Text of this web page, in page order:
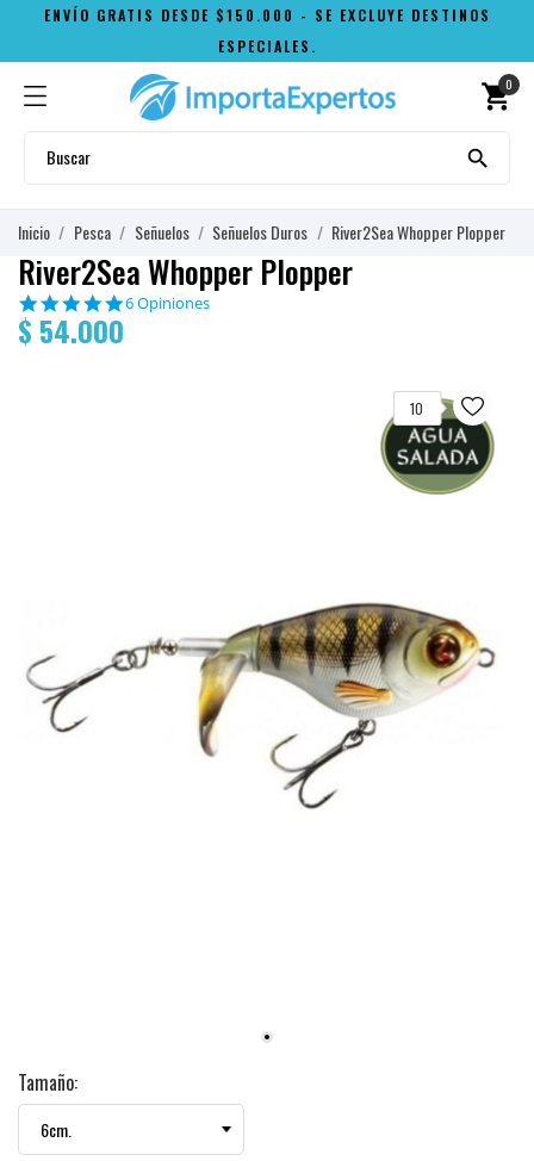
ENVÍO GRATIS DESDE $150.000 - SE EXCLUYE DESTINOS
ESPECIALES.
shopping_cart
0

Inicio Pesca Señuelos Señuelos Duros River2Sea Whopper Plopper
River2Sea Whopper Plopper
4.8
6 Opiniones
$ 54.000
10
Tamaño: